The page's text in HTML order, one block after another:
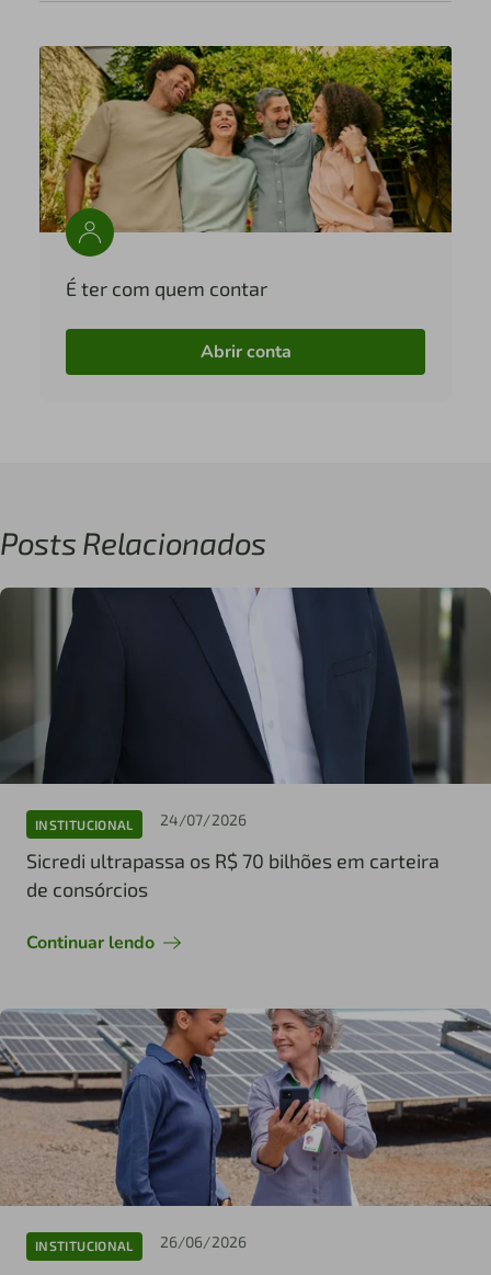
É ter com quem contar
Abrir conta
Posts Relacionados
INSTITUCIONAL 24/07/2026
Sicredi ultrapassa os R$ 70 bilhões em carteira
de consórcios
Continuar lendo
INSTITUCIONAL 26/06/2026